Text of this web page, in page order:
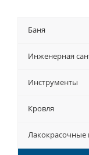
Баня
Инженерная
Инструменты
Кровля
Лакокрасочные